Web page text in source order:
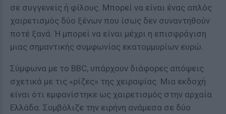
σε συγγενείς ή φίλους. Μπορεί να είναι ένας απλός
χαιρετισμός δύο ξένων που ίσως δεν συναντηθούν
ποτέ ξανά. Ή μπορεί να είναι μέχρι η επισφράγιση
μιας σημαντικής συμφωνίας εκατομμυρίων ευρώ.
Σύμφωνα με το BBC, υπάρχουν διάφορες απόψεις
σχετικά με τις «ρίζες» της χειραψίας. Μια εκδοχή
είναι ότι εμφανίστηκε ως χαιρετισμός στην αρχαία
Ελλάδα. Συμβόλιζε την ειρήνη ανάμεσα σε δύο